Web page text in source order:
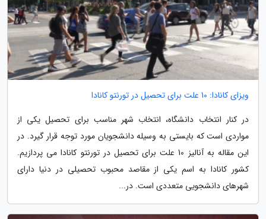
ویزای کانادا: 10 علت برای تحصیل در تورنتو کانادا
در کنار انتخاب دانشگاه، انتخاب شهر مناسب برای تحصیل یکی از
مواردی است که بایستی به وسیله دانشجویان مورد توجه قرار گیرد. در
این مقاله به آنالیز 10 علت برای تحصیل در تورنتو کانادا می پردازیم.
کشور کانادا به اسم یکی از مقاصد محبوب تحصیلی در دنیا دارای
شهرهای دانشجویی متعددی است. در...